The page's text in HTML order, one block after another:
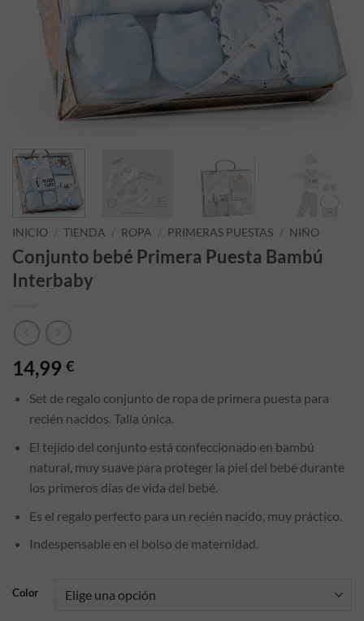
INICIO / TIENDA / ROPA / PRIMERAS PUESTAS / NIÑO
Conjunto bebé Primera Puesta Bambú
Interbaby
14,99 €
Set de regalo conjunto de ropa de primera puesta para
recién nacidos. Talla única.
El tejido del conjunto está confeccionado en bambú
natural, muy suave para proteger la piel del bebé durante
los primeros días de vida del bebé.
Es el regalo perfecto para un recién nacido, muy práctico.
Indespensable en el bolso de maternidad.
Color